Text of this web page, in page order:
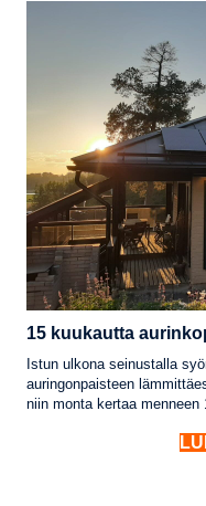
15 kuukautta
Istun ulkona seinustalla
auringonpaisteen
niin monta kertaa menneen